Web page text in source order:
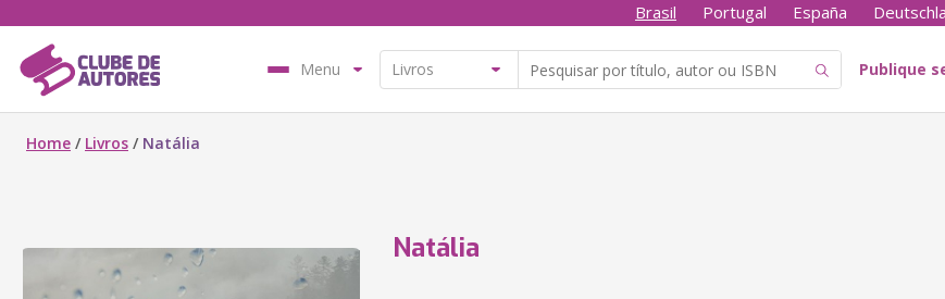
Brasil Portugal España
Menu Publique
Home / Livros / Natália
Natália